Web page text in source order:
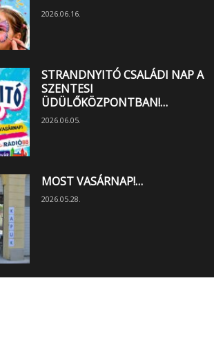
2026.06.16.
STRANDNYITÓ CSALÁDI NAP A
SZENTESI
ÜDÜLŐKÖZPONTBAN!…
2026.06.05.
MOST VASÁRNAP!…
2026.05.28.